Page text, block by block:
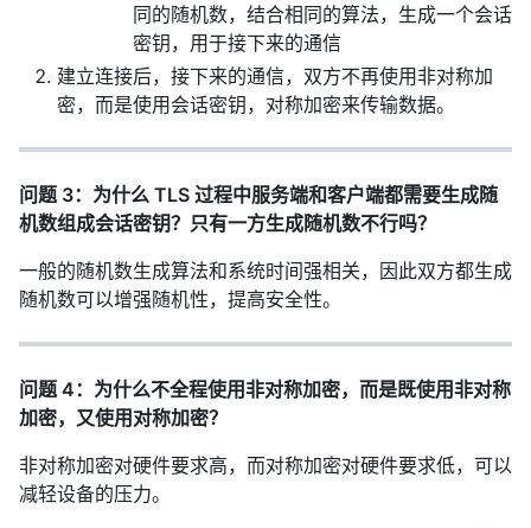
同的随机数，结合相同的算法，生成一个会话
密钥，用于接下来的通信
建立连接后，接下来的通信，双方不再使用非对称加
密，而是使用会话密钥，对称加密来传输数据。
问题 3：为什么 TLS 过程中服务端和客户端都需要生成随
机数组成会话密钥？只有一方生成随机数不行吗？
一般的随机数生成算法和系统时间强相关，因此双方都生成
随机数可以增强随机性，提高安全性。
问题 4：为什么不全程使用非对称加密，而是既使用非对称
加密，又使用对称加密？
非对称加密对硬件要求高，而对称加密对硬件要求低，可以
减轻设备的压力。